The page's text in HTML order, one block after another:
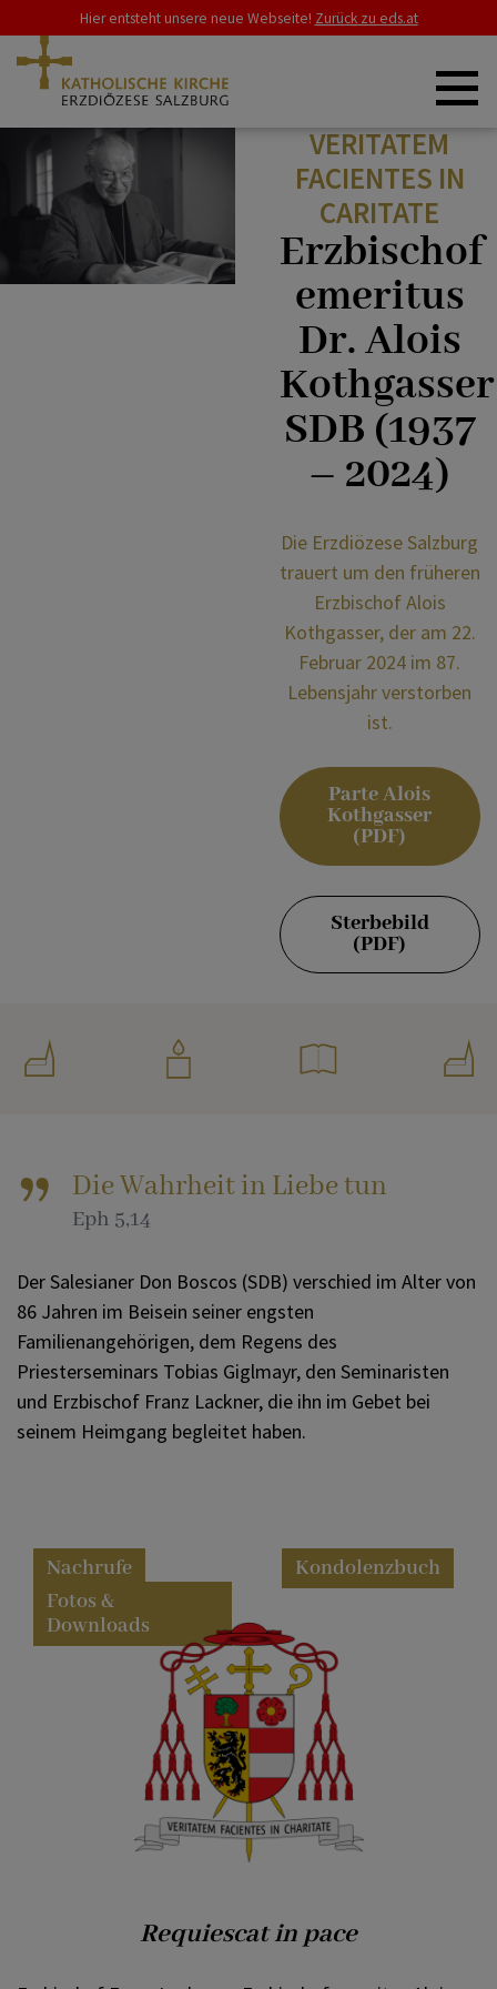
Hier entsteht unsere neue Webseite! Zurück zu eds.at
ERZDIÖZESE
ZURÜCK
Bischofsvikare
Pfarrverbände (A – Z)
SCHWERPUNKTE
VERANSTALTUNGEN
VERITATEM
FACIENTES IN
CARITATE
Erzbischof
emeritus
Dr. Alois
Kothgasser
SDB (1937
– 2024)
Die Erzdiözese Salzburg
trauert um den früheren
Erzbischof Alois
Kothgasser, der am 22.
Februar 2024 im 87.
Lebensjahr verstorben
ist.
Parte Alois
Kothgasser
(PDF)
Sterbebild
(PDF)
Die Wahrheit in Liebe tun
Eph 5,14
Der Salesianer Don Boscos (SDB) verschied im Alter von
86 Jahren im Beisein seiner engsten
Familienangehörigen, dem Regens des
Priesterseminars Tobias Giglmayr, den Seminaristen
und Erzbischof Franz Lackner, die ihn im Gebet bei
seinem Heimgang begleitet haben.
Nachrufe
Kondolenzbuch
Fotos &
Downloads
Requiescat in pace